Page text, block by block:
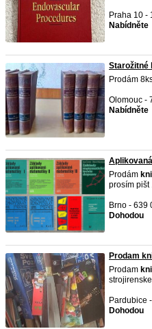
Praha 10 -
Nabídněte
Starožitné
Prodám
Olomouc -
Nabídněte
Prodám
prosím pišt
Brno - 639
Dohodou
Prodam
Prodam
Pardubice
Dohodou